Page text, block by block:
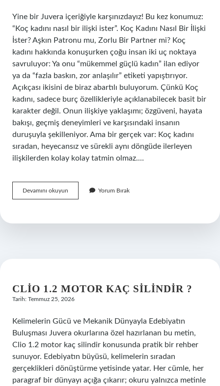
Yine bir Juvera içeriğiyle karşınızdayız! Bu kez konumuz:
“Koç kadını nasıl bir ilişki ister”. Koç Kadını Nasıl Bir İlişki
İster? Aşkın Patronu mu, Zorlu Bir Partner mi? Koç
kadını hakkında konuşurken çoğu insan iki uç noktaya
savruluyor: Ya onu “mükemmel güçlü kadın” ilan ediyor
ya da “fazla baskın, zor anlaşılır” etiketi yapıştırıyor.
Açıkçası ikisini de biraz abartılı buluyorum. Çünkü Koç
kadını, sadece burç özellikleriyle açıklanabilecek basit bir
karakter değil. Onun ilişkiye yaklaşımı; özgüveni, hayata
bakışı, geçmiş deneyimleri ve karşısındaki insanın
duruşuyla şekilleniyor. Ama bir gerçek var: Koç kadını
sıradan, heyecansız ve sürekli aynı döngüde ilerleyen
ilişkilerden kolay kolay tatmin olmaz.…
Devamını okuyun
kadını
ilişki
Yorum Bırak
CLIO 1.2 MOTOR KAÇ SILINDIR ?
Tarih: Temmuz 25, 2026
Kelimelerin Gücü ve Mekanik Dünyayla Edebiyatın
Buluşması Juvera okurlarına özel hazırlanan bu metin,
Clio 1.2 motor kaç silindir konusunda pratik bir rehber
sunuyor. Edebiyatın büyüsü, kelimelerin sıradan
gerçeklikleri dönüştürme yetisinde yatar. Her cümle, her
paragraf bir dünyayı açığa çıkarır; okuru yalnızca metinle